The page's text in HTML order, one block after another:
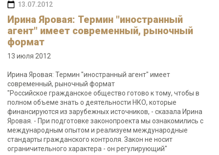
13.07.2012
Ирина Яровая: Термин "иностранный
агент" имеет современный, рыночный
формат
13 июля 2012
Ирина Яровая: Термин "иностранный агент" имеет
современный, рыночный формат
"Российское гражданское общество готово к тому, чтобы в
полном объеме знать о деятельности НКО, которые
финансируются из зарубежных источников, - сказала Ирина
Яровая. - При подготовке законопроекта мы ознакомились с
международным опытом и реализуем международные
стандарты гражданского контроля. Закон не носит
ограничительного характера - он регулирующий"